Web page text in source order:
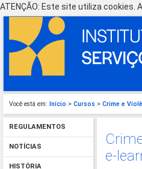
ATENÇÃO: Este site utiliza
Você está em: Início > Cursos > Crime e
REGULAMENTOS
NOTÍCIAS
HISTÓRIA
e-